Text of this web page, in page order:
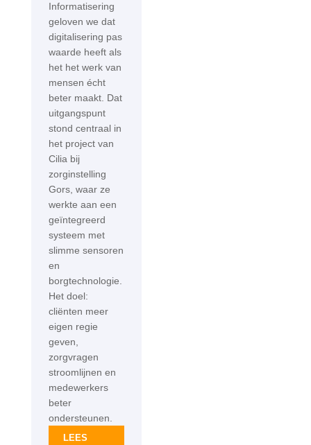
Informatisering
geloven we dat
digitalisering pas
waarde heeft als
het het werk van
mensen écht
beter maakt. Dat
uitgangspunt
stond centraal in
het project van
Cilia bij
zorginstelling
Gors, waar ze
werkte aan een
geïntegreerd
systeem met
slimme sensoren
en
borgtechnologie.
Het doel:
cliënten meer
eigen regie
geven,
zorgvragen
stroomlijnen en
medewerkers
beter
ondersteunen.
LEES